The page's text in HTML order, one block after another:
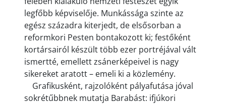
legfőbb képviselője. Munkássága szinte az
egész századra kiterjedt, de elsősorban a
reformkori Pesten bontakozott ki; festőként
kortársairól készült több ezer portréjával vált
ismertté, emellett zsánerképeivel is nagy
sikereket aratott – emeli ki a közlemény.
Grafikusként, rajzolóként pályafutása jóval
sokrétűbbnek mutatja Barabást: ifjúkori